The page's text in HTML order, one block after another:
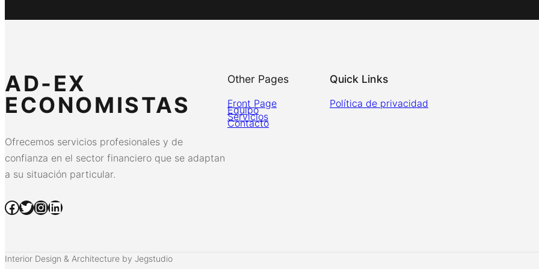
AD-EX
ECONOMISTAS
Ofrecemos servicios profesionales y de
confianza en el sector financiero que se adaptan
a su situación particular.
Facebook Twitter InstagramLinkedIn
Other Pages
Front Page
Equipo
Servicios
Contacto
Quick Links
Política de privacidad
Interior Design & Architecture by Jegstudio